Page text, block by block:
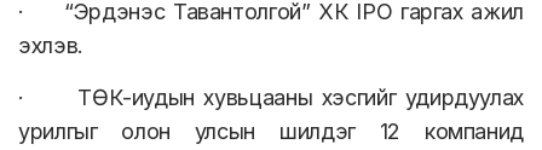
· “Эрдэнэс Тавантолгой” ХК IPO гаргах ажил
эхлэв.
· ТӨК-иудын хувьцааны хэсгийг удирдуулах
урилгыг олон улсын шилдэг 12 компанид